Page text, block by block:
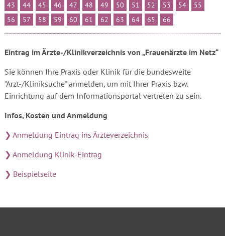
43
44 45 46 47 48 49 50 51 52 53 54
55
56
57 58 59 60 61 62 63 64 65 66
Eintrag im Ärzte-/Klinikverzeichnis von „Frauenärzte im Netz“
Sie können Ihre Praxis oder Klinik für die bundesweite
"Arzt-/Kliniksuche" anmelden, um mit Ihrer Praxis bzw.
Einrichtung auf dem Informationsportal vertreten zu sein.
Infos, Kosten und Anmeldung
❯ Anmeldung Eintrag ins Ärzteverzeichnis
❯ Anmeldung Klinik-Eintrag
❯ Beispielseite